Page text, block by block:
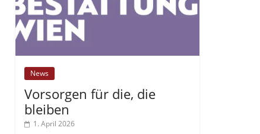
News
Vorsorgen für die, die
bleiben
1. April 2026